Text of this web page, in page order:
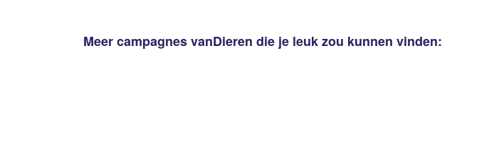
Meer campagnes vanDieren die je leuk zou kunnen vinden:
Ga door naar de